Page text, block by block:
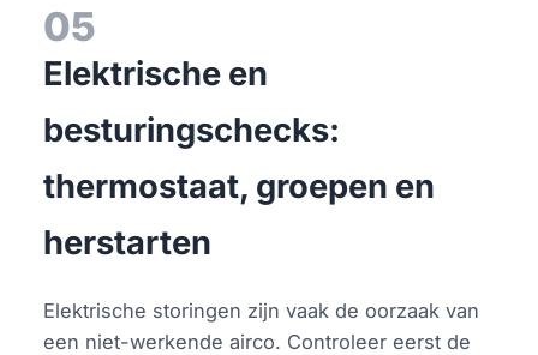
05
Elektrische en
besturingschecks:
thermostaat, groepen en
herstarten
Elektrische storingen zijn vaak de oorzaak van
een niet-werkende airco. Controleer eerst de